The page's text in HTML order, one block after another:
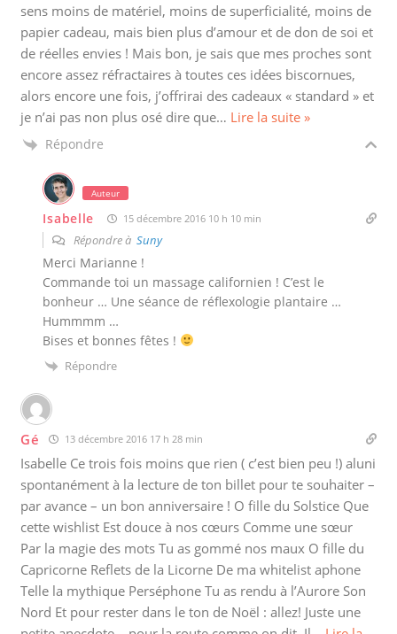
sens moins de matériel, moins de superficialité, moins de
papier cadeau, mais bien plus d’amour et de don de soi et
de réelles envies ! Mais bon, je sais que mes proches sont
encore assez réfractaires à toutes ces idées biscornues,
alors encore une fois, j’offrirai des cadeaux « standard » et
je n’ai pas non plus osé dire que… Lire la suite »
Répondre
Auteur
Isabelle 15 décembre 2016 10 h 10 min
Répondre àSuny
Merci Marianne !
Commande toi un massage californien ! C’est le
bonheur … Une séance de réflexologie plantaire …
Hummmm …
Bises et bonnes fêtes !
Répondre
Gé 13 décembre 2016 17 h 28 min
Isabelle Ce trois fois moins que rien ( c’est bien peu !) aluni
spontanément à la lecture de ton billet pour te souhaiter –
par avance – un bon anniversaire ! O fille du Solstice Que
cette wishlist Est douce à nos cœurs Comme une sœur
Par la magie des mots Tu as gommé nos maux O fille du
Capricorne Reflets de la Licorne De ma whitelist aphone
Telle la mythique Perséphone Tu as rendu à l’Aurore Son
Nord Et pour rester dans le ton de Noël : allez! Juste une